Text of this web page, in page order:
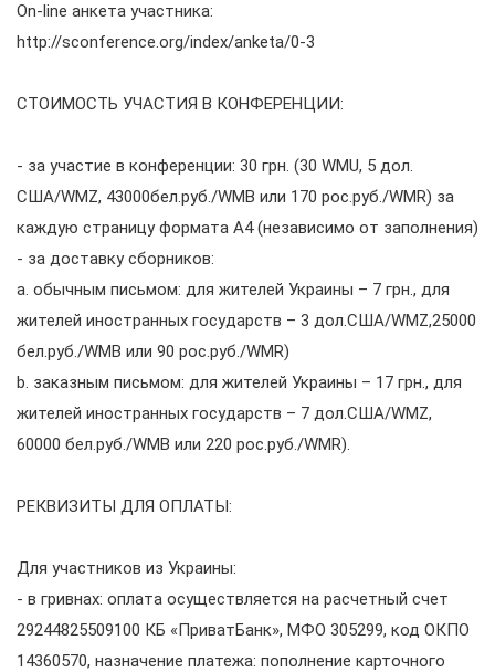
On-line анкета участника:
http://sconference.org/index/anketa/0-3
СТОИМОСТЬ УЧАСТИЯ В КОНФЕРЕНЦИИ:
- за участие в конференции: 30 грн. (30 WMU, 5 дол.
США/WMZ, 43000бел.руб./WMB или 170 рос.руб./WMR) за
каждую страницу формата А4 (независимо от заполнения)
- за доставку сборников:
a. обычным письмом: для жителей Украины – 7 грн., для
жителей иностранных государств – 3 дол.США/WMZ,25000
бел.руб./WMB или 90 рос.руб./WMR)
b. заказным письмом: для жителей Украины – 17 грн., для
жителей иностранных государств – 7 дол.США/WMZ,
60000 бел.руб./WMB или 220 рос.руб./WMR).
РЕКВИЗИТЫ ДЛЯ ОПЛАТЫ:
Для участников из Украины:
- в гривнах: оплата осуществляется на расчетный счет
29244825509100 КБ «ПриватБанк», МФО 305299, код ОКПО
14360570, назначение платежа: пополнение карточного